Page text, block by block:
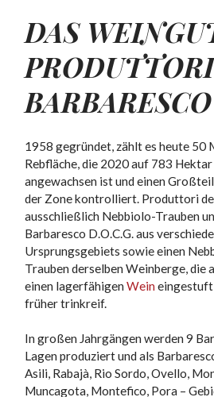
DAS
BARBARESCO
1958 gegründet, zählt es heute
Rebfläche, die 2020 auf 783
angewachsen ist und einen
der Zone kontrolliert. Produttori
ausschließlich Nebbiolo-Trauben
Barbaresco D.O.C.G. aus
Ursprungsgebiets sowie einen
Trauben derselben Weinberge, die
einen lagerfähigenWeineingestuft
früher trinkreif.
In großen Jahrgängen werden 9
Lagen produziert und als
Asili, Rabajà, Rio Sordo, Ovello,
Muncagota, Montefico, Pora –